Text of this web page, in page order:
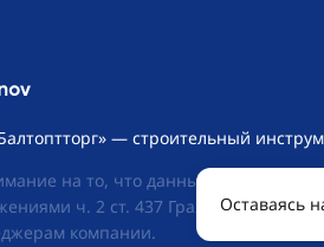
— строительный
на то, что данный интернет-
ч. 2 ст. 437 Гражданского
компании.
Оставаясь